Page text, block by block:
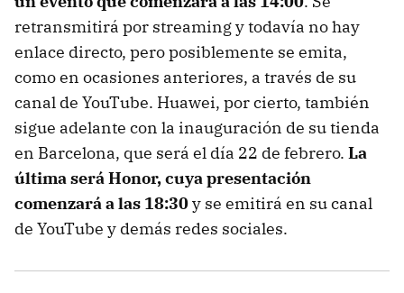
retransmitirá por streaming y todavía no hay
enlace directo, pero posiblemente se emita,
como en ocasiones anteriores, a través de su
canal de YouTube. Huawei, por cierto, también
sigue adelante con la inauguración de su tienda
en Barcelona, que será el día 22 de febrero. La
última será Honor, cuya presentación
comenzará a las 18:30y se emitirá en su canal
de YouTube y demás redes sociales.